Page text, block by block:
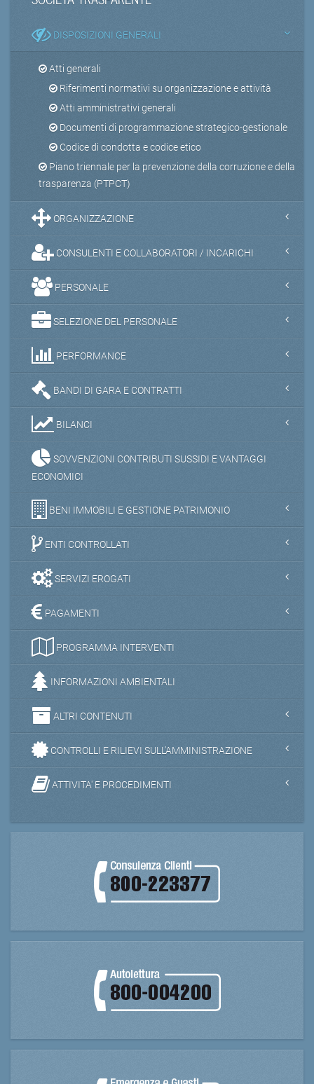
DISPOSIZIONI GENERALI
Atti generali
Riferimenti normativi su organizzazione e attività
Atti amministrativi generali
Documenti di programmazione strategico-gestionale
Codice di condotta e codice etico
Piano triennale per la prevenzione della corruzione e della
trasparenza (PTPCT)
ORGANIZZAZIONE
CONSULENTI E COLLABORATORI / INCARICHI
PERSONALE
SELEZIONE DEL PERSONALE
PERFORMANCE
BANDI DI GARA E CONTRATTI
BILANCI
SOVVENZIONI CONTRIBUTI SUSSIDI E VANTAGGI
ECONOMICI
BENI IMMOBILI E GESTIONE PATRIMONIO
ENTI CONTROLLATI
SERVIZI EROGATI
PAGAMENTI
PROGRAMMA INTERVENTI
INFORMAZIONI AMBIENTALI
ALTRI CONTENUTI
CONTROLLI E RILIEVI SULL'AMMINISTRAZIONE
ATTIVITA' E PROCEDIMENTI